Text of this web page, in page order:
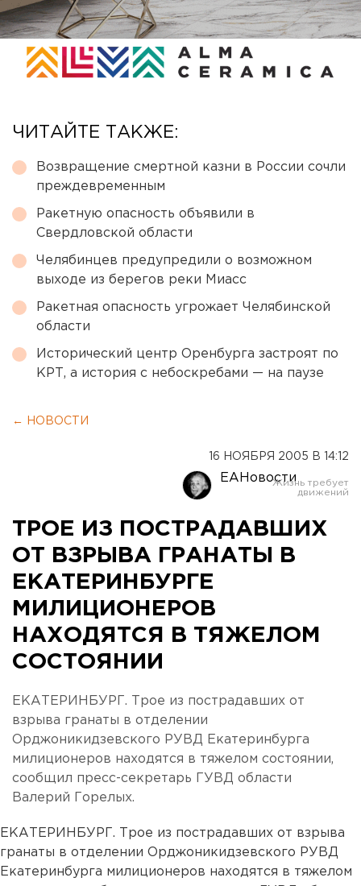
ЧИТАЙТЕ ТАКЖЕ:
Возвращение смертной казни в России сочли
преждевременным
Ракетную опасность объявили в
Свердловской области
Челябинцев предупредили о возможном
выходе из берегов реки Миасс
Ракетная опасность угрожает Челябинской
области
Исторический центр Оренбурга застроят по
КРТ, а история с небоскребами — на паузе
← НОВОСТИ
16 НОЯБРЯ 2005 В 14:12
ЕАНовости
ТРОЕ ИЗ ПОСТРАДАВШИХ
ОТ ВЗРЫВА ГРАНАТЫ В
ЕКАТЕРИНБУРГЕ
МИЛИЦИОНЕРОВ
НАХОДЯТСЯ В ТЯЖЕЛОМ
СОСТОЯНИИ
ЕКАТЕРИНБУРГ. Трое из пострадавших от
взрыва гранаты в отделении
Орджоникидзевского РУВД Екатеринбурга
милиционеров находятся в тяжелом состоянии,
сообщил пресс-секретарь ГУВД области
Валерий Горелых.
ЕКАТЕРИНБУРГ. Трое из пострадавших от взрыва
гранаты в отделении Орджоникидзевского РУВД
Екатеринбурга милиционеров находятся в тяжелом